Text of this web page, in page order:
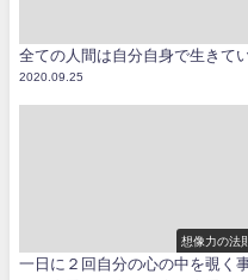
全ての人間は自分自身で生きて
2020.09.25
想像力の法
一日に２回自分の心の中を覗く